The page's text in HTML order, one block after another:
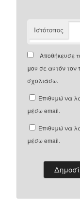
Ιστότοπος
Αποθήκευσε
μου σε αυτόν
σχολιάσω.
Επιθυμώ να
μέσω email.
Επιθυμώ να
μέσω email.